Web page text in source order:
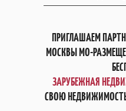
ПРИГЛАШАЕМ
МОСКВЫ МО-
ЗАРУБЕЖНАЯ
СВОЮ НЕДВИЖИМОСТЬ